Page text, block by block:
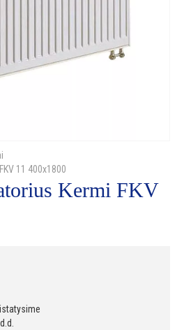
11 400x1800
Kermi FKV